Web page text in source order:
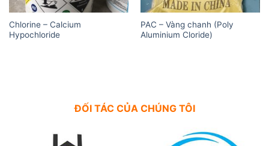
Chlorine – Calcium
Hypochloride
PAC – Vàng chanh (Poly
Aluminium Cloride)
ĐỐI TÁC CỦA CHÚNG TÔI